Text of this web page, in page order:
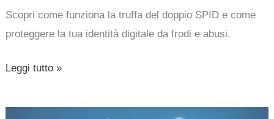
Scopri come funziona la truffa del doppio SPID e come
proteggere la tua identità digitale da frodi e abusi.
per
l’identità
in
Leggi tutto »